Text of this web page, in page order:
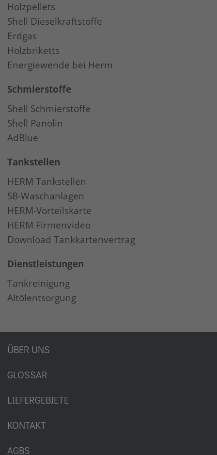
Holzpellets
Shell Dieselkraftstoffe
Erdgas
Holzbriketts
Energiewende bei Herm
Schmierstoffe
Shell Schmierstoffe
Shell Panolin
AdBlue
Tankstellen
HERM Tankstellen
SB-Waschanlagen
HERM-Vorteilskarte
HERM Firmenvideo
Download Tankkartenvertrag
Dienstleistungen
Tankreinigung
Altölentsorgung
ÜBER UNS
GLOSSAR
LIEFERGEBIETE
KONTAKT
AGBS